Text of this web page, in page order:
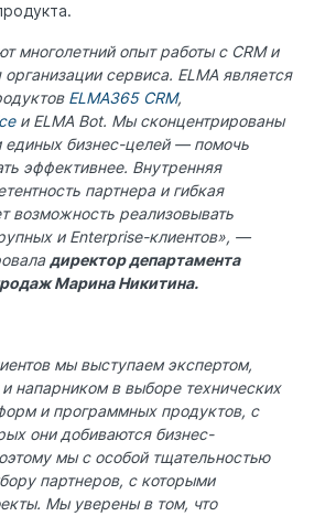
многолетний опыт работы с CRM и
сервиса. ELMA является
ELMA365 CRM,
и ELMA Bot. Мы сконцентрированы
единых бизнес-целей — помочь
эффективнее. Внутренняя
партнера и гибкая
возможность реализовывать
и Enterprise-клиентов», —
директор департамента
Марина Никитина.
мы выступаем экспертом,
и напарником в выборе технических
и программных продуктов, с
они добиваются бизнес-
мы с особой тщательностью
партнеров, с которыми
Мы уверены в том, что